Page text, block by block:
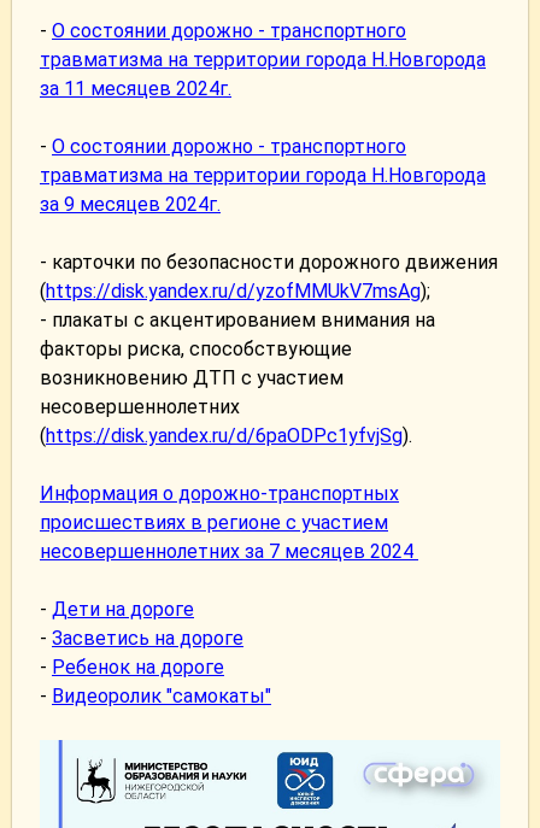
- О состоянии дорожно - транспортного
травматизма на территории города Н.Новгорода
за 11 месяцев 2024г.
- О состоянии дорожно - транспортного
травматизма на территории города Н.Новгорода
за 9 месяцев 2024г.
- карточки по безопасности дорожного движения
(https://disk.yandex.ru/d/yzofMMUkV7msAg);
- плакаты с акцентированием внимания на
факторы риска, способствующие
возникновению ДТП с участием
несовершеннолетних
(https://disk.yandex.ru/d/6paODPc1yfvjSg).
Информация о дорожно-транспортных
происшествиях в регионе с участием
несовершеннолетних за 7 месяцев 2024
- Дети на дороге
- Засветись на дороге
- Ребенок на дороге
- Видеоролик "самокаты"